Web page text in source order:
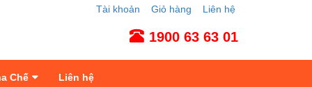
Liên hệ
Giỏ hàng
Tài khoản
1900 63 63 01
Chế Liên hệ